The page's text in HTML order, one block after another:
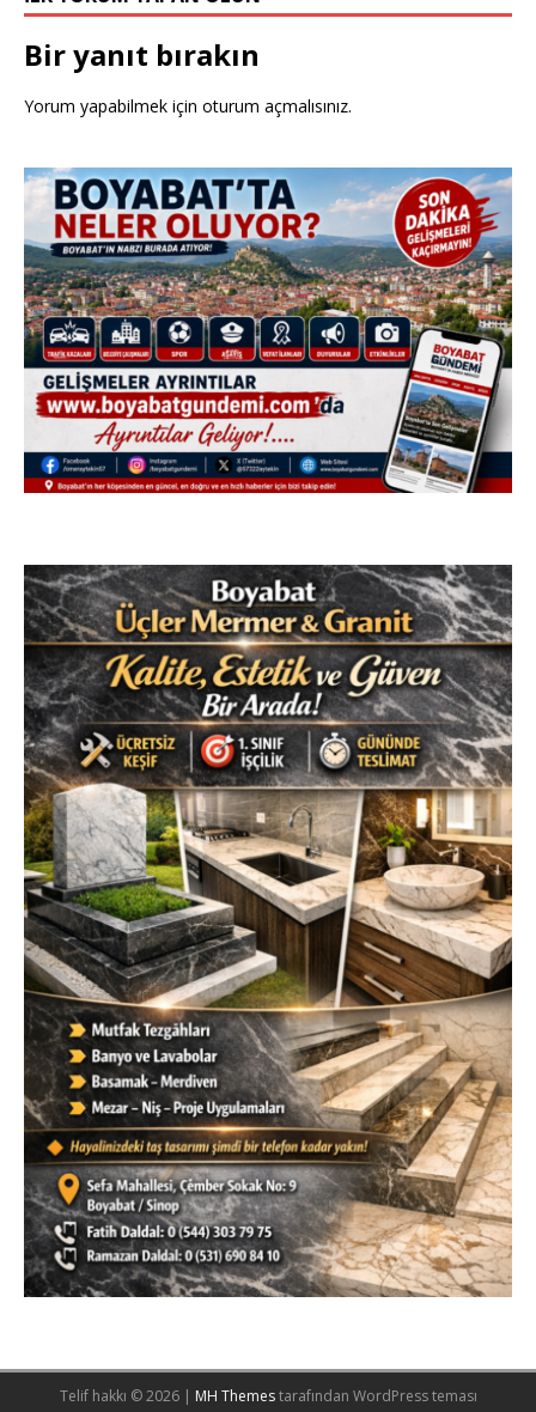
Bir yanıt bırakın
Yorum yapabilmek için oturum açmalısınız.
Telif hakkı © 2026 | MH Themestarafından WordPress teması